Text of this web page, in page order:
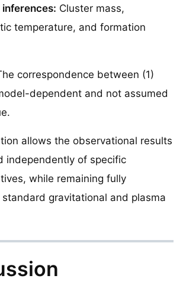
Cluster mass,
temperature, and formation
correspondence between (1)
dependent and not assumed
allows the observational results
independently of specific
while remaining fully
gravitational and plasma